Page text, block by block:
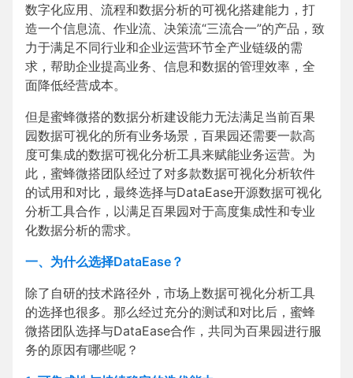
数字化应用、流程和数据分析的可视化搭建能力，打
造一个信息流、作业流、决策流“三流合一”的产品，致
力于满足不同行业和企业运营环节全产业链级的需
求，帮助企业提高业务、信息和数据的管理效率，全
面降低经营成本。
但是蜜蜂微搭的数据分析建设能力无法满足当前百果
园数据可视化的所有业务场景，百果园还需要一款高
度可集成的数据可视化分析工具来赋能业务运营。为
此，蜜蜂微搭团队经过了对多款数据可视化分析软件
的试用和对比，最终选择与DataEase开源数据可视化
分析工具合作，以满足百果园对于高度集成性和专业
化数据分析的需求。
一、为什么选择DataEase？
除了自研的技术路径外，市场上数据可视化分析工具
的选择也很多。那么经过充分的测试和对比后，蜜蜂
微搭团队选择与DataEase合作，共同为百果园进行服
务的原因有哪些呢？